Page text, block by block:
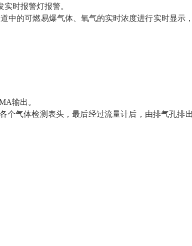
时报警灯报警。
中的可燃易爆气体、氧气的实时浓度进行实时显示
输出。
个气体检测表头，最后经过流量计后，由排气孔排